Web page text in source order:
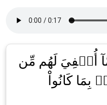
أُخۡفِيَ لَهُم مِّن
كَانُواْ